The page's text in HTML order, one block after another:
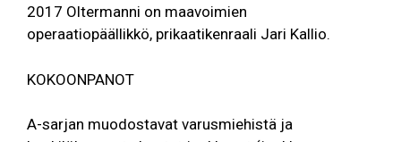
2017 Oltermanni on maavoimien
operaatiopäällikkö, prikaatikenraali Jari Kallio.
KOKOONPANOT
A-sarjan muodostavat varusmiehistä ja